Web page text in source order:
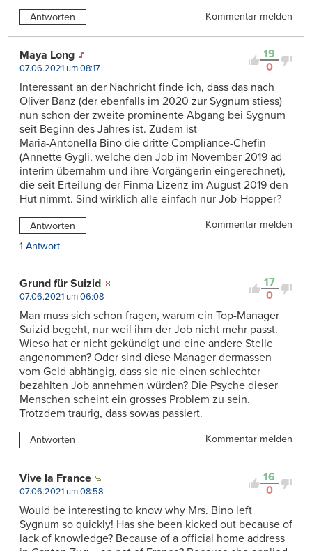
Antworten Kommentar melden
19
0
Maya Long
07.06.2021 um 08:17
Interessant an der Nachricht finde ich, dass das nach
Oliver Banz (der ebenfalls im 2020 zur Sygnum stiess)
nun schon der zweite prominente Abgang bei Sygnum
seit Beginn des Jahres ist. Zudem ist
Maria-Antonella Bino die dritte Compliance-Chefin
(Annette Gygli, welche den Job im November 2019 ad
interim übernahm und ihre Vorgängerin eingerechnet),
die seit Erteilung der Finma-Lizenz im August 2019 den
Hut nimmt. Sind wirklich alle einfach nur Job-Hopper?
Antworten
Kommentar melden
1 Antwort
17
0
Grund für Suizid
07.06.2021 um 06:08
Man muss sich schon fragen, warum ein Top-Manager
Suizid begeht, nur weil ihm der Job nicht mehr passt.
Wieso hat er nicht gekündigt und eine andere Stelle
angenommen? Oder sind diese Manager dermassen
vom Geld abhängig, dass sie nie einen schlechter
bezahlten Job annehmen würden? Die Psyche dieser
Menschen scheint ein grosses Problem zu sein.
Trotzdem traurig, dass sowas passiert.
Antworten Kommentar melden
16
0
Vive la France
07.06.2021 um 08:58
Would be interesting to know why Mrs. Bino left
Sygnum so quickly! Has she been kicked out because of
lack of knowledge? Because of a official home address